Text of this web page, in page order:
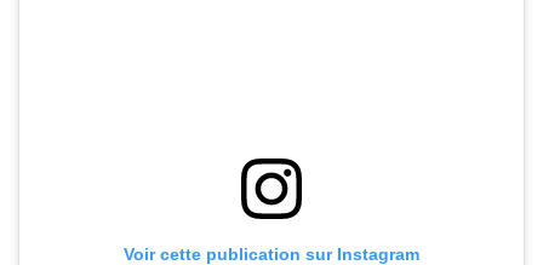
Voir cette publication sur Instagram